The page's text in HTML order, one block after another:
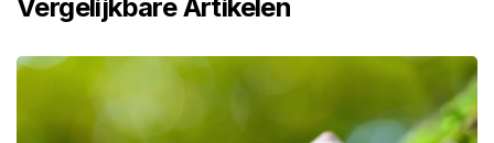
Vergelijkbare Artikelen